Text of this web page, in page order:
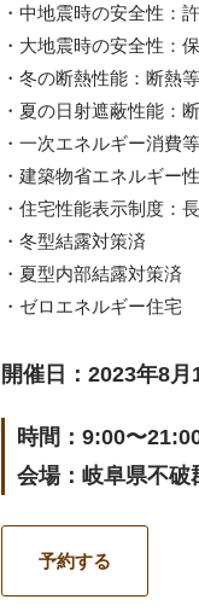
・中地震時の安全性：
・大地震時の安全性：
・冬の断熱性能：断熱
・夏の日射遮蔽性能：
・一次エネルギー消費
・建築物省エネルギー
・住宅性能表示制度：
・冬型結露対策済
・夏型内部結露対策済
・ゼロエネルギー住宅
開催日：2023年8
時間：9:00〜
会場：岐阜県不破
予約する